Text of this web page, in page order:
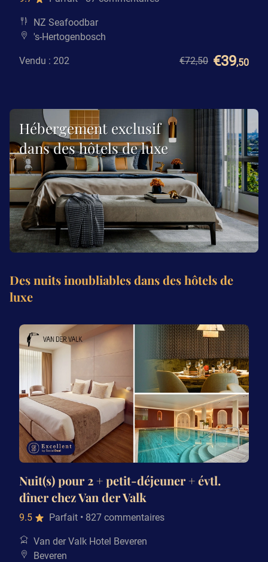
NZ Seafoodbar
's-Hertogenbosch
Vendu : 202 €72,50 €39,50
Hébergement exclusif
dans des hôtels de luxe
Des nuits inoubliables dans des hôtels de
luxe
Nuit(s) pour 2 + petit-déjeuner + évtl.
dîner chez Van der Valk
9.5 Parfait • 827 commentaires
Van der Valk Hotel Beveren
Beveren